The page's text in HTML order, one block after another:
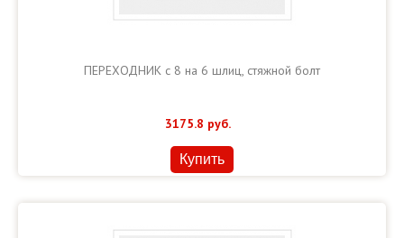
ПЕРЕХОДНИК с 8 на 6 шлиц, стяжной болт
3175.8 руб.
Купить